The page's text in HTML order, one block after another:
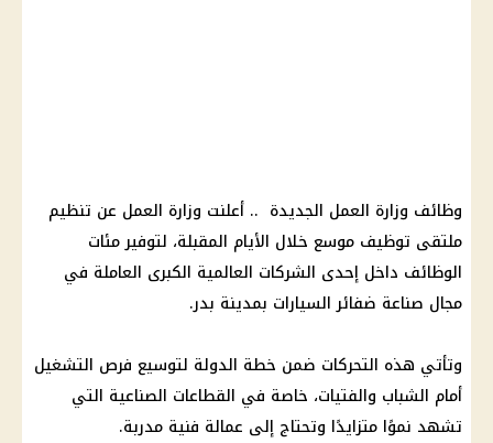
وظائف وزارة العمل الجديدة .. أعلنت وزارة العمل عن تنظيم
ملتقى توظيف موسع خلال الأيام المقبلة، لتوفير مئات
الوظائف داخل إحدى الشركات العالمية الكبرى العاملة في
مجال صناعة ضفائر السيارات بمدينة بدر.
وتأتي هذه التحركات ضمن خطة الدولة لتوسيع فرص التشغيل
أمام الشباب والفتيات، خاصة في القطاعات الصناعية التي
تشهد نموًا متزايدًا وتحتاج إلى عمالة فنية مدربة.